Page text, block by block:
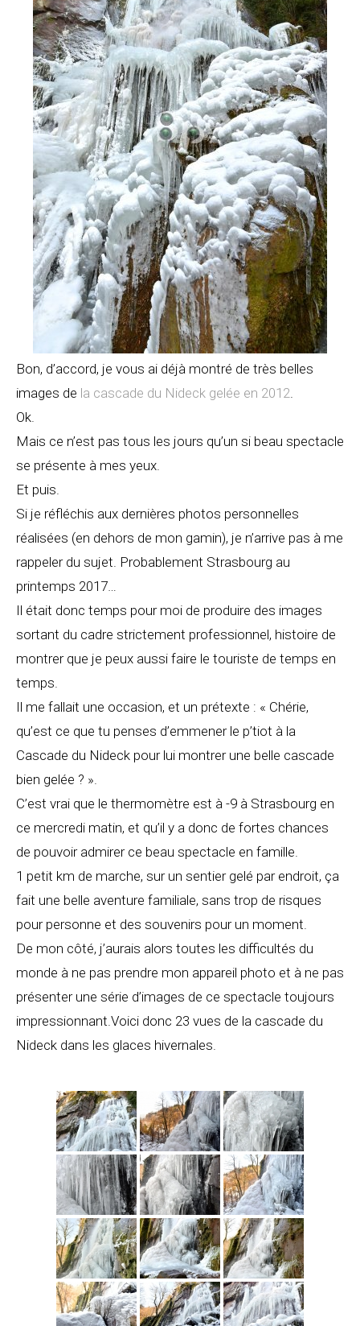
Bon, d’accord, je vous ai déjà montré de très belles
images de la cascade du Nideck gelée en 2012.
Ok.
Mais ce n’est pas tous les jours qu’un si beau spectacle
se présente à mes yeux.
Et puis.
Si je réfléchis aux dernières photos personnelles
réalisées (en dehors de mon gamin), je n’arrive pas à me
rappeler du sujet. Probablement Strasbourg au
printemps 2017…
Il était donc temps pour moi de produire des images
sortant du cadre strictement professionnel, histoire de
montrer que je peux aussi faire le touriste de temps en
temps.
Il me fallait une occasion, et un prétexte : « Chérie,
qu’est ce que tu penses d’emmener le p’tiot à la
Cascade du Nideck pour lui montrer une belle cascade
bien gelée ? ».
C’est vrai que le thermomètre est à -9 à Strasbourg en
ce mercredi matin, et qu’il y a donc de fortes chances
de pouvoir admirer ce beau spectacle en famille.
1 petit km de marche, sur un sentier gelé par endroit, ça
fait une belle aventure familiale, sans trop de risques
pour personne et des souvenirs pour un moment.
De mon côté, j’aurais alors toutes les difficultés du
monde à ne pas prendre mon appareil photo et à ne pas
présenter une série d’images de ce spectacle toujours
impressionnant.Voici donc 23 vues de la cascade du
Nideck dans les glaces hivernales.